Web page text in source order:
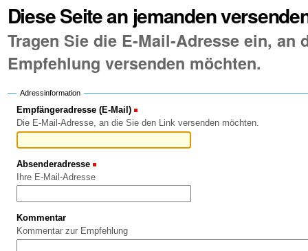
Diese Seite an jemanden
Tragen Sie die E-Mail-Adresse ein, an
Empfehlung versenden möchten.
Adressinformation
Empfängeradresse (E-Mail)
Die E-Mail-Adresse, an die Sie den Link versenden möchten.
Absenderadresse
Ihre E-Mail-Adresse
Kommentar
Kommentar zur Empfehlung